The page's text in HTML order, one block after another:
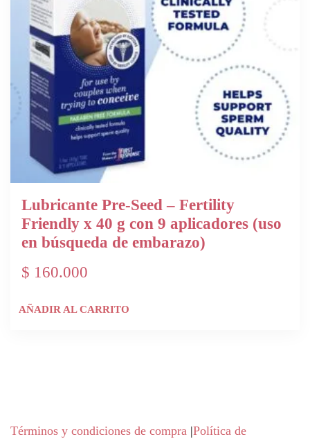
Lubricante Pre-Seed – Fertility
Friendly x 40 g con 9 aplicadores (uso
en búsqueda de embarazo)
$ 160.000
AÑADIR AL CARRITO
Términos y condiciones de compra |Política de